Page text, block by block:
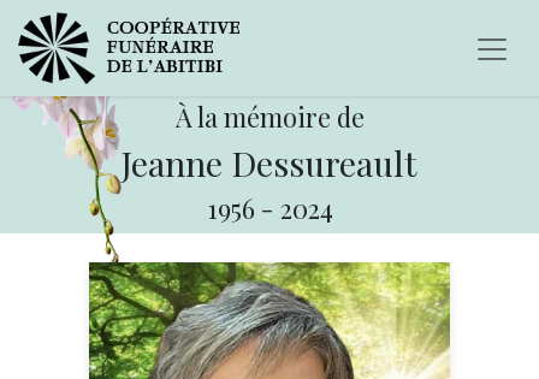
À la mémoire de
Jeanne Dessureault
1956 - 2024